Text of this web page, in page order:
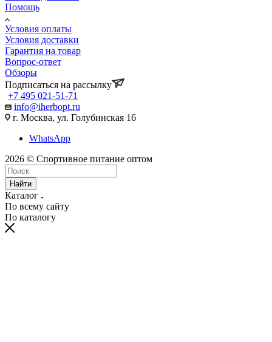
Помощь
Условия оплаты
Условия доставки
Гарантия на товар
Вопрос-ответ
Обзоры
Подписаться на рассылку
+7 495 021-51-71
info@iherbopt.ru
г. Москва, ул. Голубинская 16
WhatsApp
2026 © Спортивное питание оптом
Найти
Каталог
По всему сайту
По каталогу